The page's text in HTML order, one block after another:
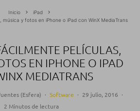
Inicio
iPad
y fotos en iPhone o iPad con WinX MediaTrans
PELÍCULAS,
EN IPHONE O IPAD
MEDIATRANS
(Esfera) · Software · 29 julio, 2016 ·
2 Minutos de lectura